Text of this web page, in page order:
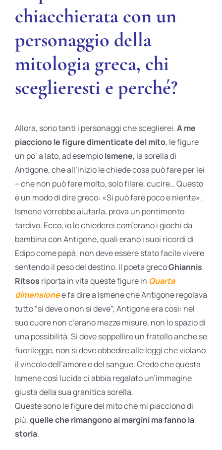
chiacchierata con un
personaggio della
mitologia greca, chi
sceglieresti e perché?
Allora, sono tanti i personaggi che sceglierei.A me
piacciono le figure dimenticate del mito, le figure
un po’ a lato, ad esempioIsmene, la sorella di
Antigone, che all’inizio le chiede cosa può fare per lei
– che non può fare molto, solo filare, cucire… Questo
è un modo di dire greco: «Si può fare poco e niente».
Ismene vorrebbe aiutarla, prova un pentimento
tardivo. Ecco, io le chiederei com’erano i giochi da
bambina con Antigone, quali erano i suoi ricordi di
Edipo come papà; non deve essere stato facile vivere
sentendo il peso del destino. Il poeta grecoGhiannis
Ritsos riporta in vita queste figure in Quarta
dimensionee fa dire a Ismene che Antigone regolava
tutto “si deve o non si deve”; Antigone era così: nel
suo cuore non c’erano mezze misure, non lo spazio di
una possibilità. Si deve seppellire un fratello anche se
fuorilegge, non si deve obbedire alle leggi che violano
il vincolo dell’amore e del sangue. Credo che questa
Ismene così lucida ci abbia regalato un’immagine
giusta della sua granitica sorella.
Queste sono le figure del mito che mi piacciono di
più,quelle che rimangono ai margini ma fanno la
storia.